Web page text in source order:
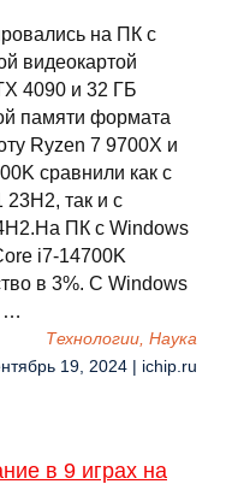
на ПК с
видеокартой
4090 и 32 ГБ
памяти формата
Ryzen 7 9700X и
сравнили как с
23H2, так и с
ПК с Windows
i7-14700K
в 3%. С Windows
…
Технологии, Наука
19, 2024 | ichip.ru
в 9 играх на